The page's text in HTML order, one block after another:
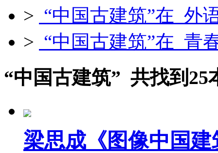
> “中国古建筑”在 外
> “中国古建筑”在 青
“中国古建筑” 共找到25
梁思成《图像中国